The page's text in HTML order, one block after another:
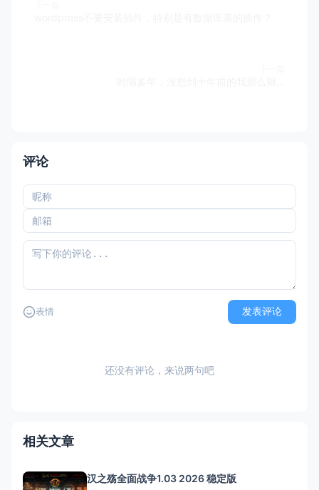
评论
表情 发表评论
还没有评论，来说两句吧
相关文章
汉之殇全面战争1.03 2026 稳定版